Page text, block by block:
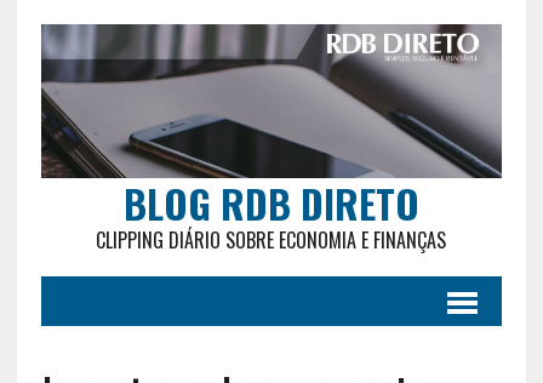
BLOG RDB DIRETO
CLIPPING DIÁRIO SOBRE ECONOMIA E FINANÇAS